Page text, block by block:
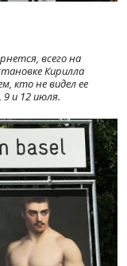
всего на
Кирилла
кто не видел ее
и 12 июля.